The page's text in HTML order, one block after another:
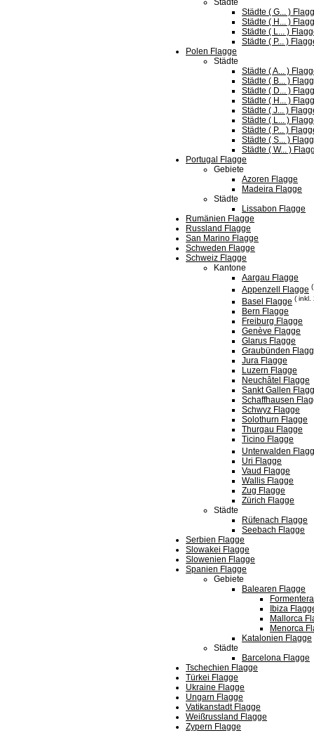
Städte
Städte ( G... )
Städte ( H... )
Städte ( L... )
Städte ( P... )
Polen Flagge
Städte
Städte ( A... )
Städte ( B... )
Städte ( D... )
Städte ( H... )
Städte ( J... )
Städte ( L... )
Städte ( P... )
Städte ( S... )
Städte ( W... )
Portugal Flagge
Gebiete
Azoren Flagge
Madeira Flagge
Städte
Lissabon Flagge
Rumänien Flagge
Russland Flagge
San Marino Flagge
Schweden Flagge
Schweiz Flagge
Kantone
Aargau Flagge
Appenzell Flagge
Basel Flagge ( inkl.
Bern Flagge
Freiburg Flagge
Genève Flagge
Glarus Flagge
Graubünden
Jura Flagge
Luzern Flagge
Neuchâtel Flagge
Sankt Gallen
Schaffhausen
Schwyz Flagge
Solothurn Flagge
Thurgau Flagge
Ticino Flagge
Unterwalden
Uri Flagge
Vaud Flagge
Wallis Flagge
Zug Flagge
Zürich Flagge
Städte
Rüfenach Flagge
Seebach Flagge
Serbien Flagge
Slowakei Flagge
Slowenien Flagge
Spanien Flagge
Gebiete
Balearen Flagge
Ibiza
Mallorca
Menorca
Katalonien Flagge
Städte
Barcelona Flagge
Tschechien Flagge
Türkei Flagge
Ukraine Flagge
Ungarn Flagge
Vatikanstadt Flagge
Weißrussland Flagge
Zypern Flagge